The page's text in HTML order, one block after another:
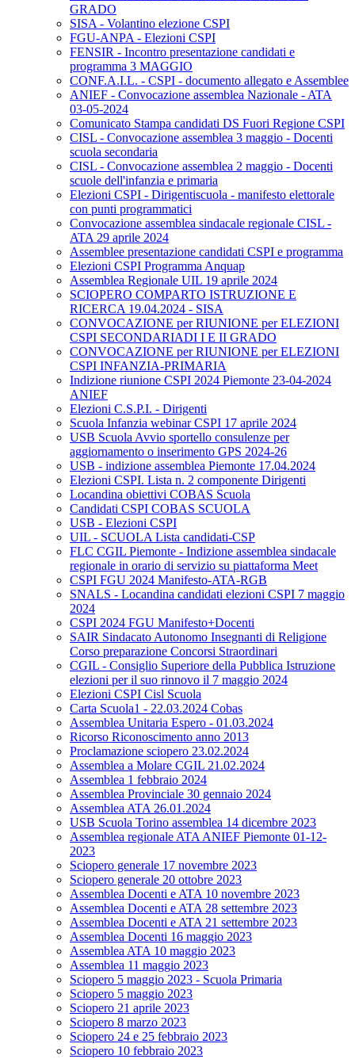
GRADO
SISA - Volantino elezione CSPI
FGU-ANPA - Elezioni CSPI
FENSIR - Incontro presentazione candidati e
programma 3 MAGGIO
CONF.A.I.L. - CSPI - documento allegato e Assemblee
ANIEF - Convocazione assemblea Nazionale - ATA
03-05-2024
Comunicato Stampa candidati DS Fuori Regione CSPI
CISL - Convocazione assemblea 3 maggio - Docenti
scuola secondaria
CISL - Convocazione assemblea 2 maggio - Docenti
scuole dell'infanzia e primaria
Elezioni CSPI - Dirigentiscuola - manifesto elettorale
con punti programmatici
Convocazione assemblea sindacale regionale CISL -
ATA 29 aprile 2024
Assemblee presentazione candidati CSPI e programma
Elezioni CSPI Programma Anquap
Assemblea Regionale UIL 19 aprile 2024
SCIOPERO COMPARTO ISTRUZIONE E
RICERCA 19.04.2024 - SISA
CONVOCAZIONE per RIUNIONE per ELEZIONI
CSPI SECONDARIADI I E II GRADO
CONVOCAZIONE per RIUNIONE per ELEZIONI
CSPI INFANZIA-PRIMARIA
Indizione riunione CSPI 2024 Piemonte 23-04-2024
ANIEF
Elezioni C.S.P.I. - Dirigenti
Scuola Infanzia webinar CSPI 17 aprile 2024
USB Scuola Avvio sportello consulenze per
aggiornamento o inserimento GPS 2024-26
USB - indizione assemblea Piemonte 17.04.2024
Elezioni CSPI. Lista n. 2 componente Dirigenti
Locandina obiettivi COBAS Scuola
Candidati CSPI COBAS SCUOLA
USB - Elezioni CSPI
UIL - SCUOLA Lista candidati-CSP
FLC CGIL Piemonte - Indizione assemblea sindacale
regionale in orario di servizio su piattaforma Meet
CSPI FGU 2024 Manifesto-ATA-RGB
SNALS - Locandina candidati elezioni CSPI 7 maggio
2024
CSPI 2024 FGU Manifesto+Docenti
SAIR Sindacato Autonomo Insegnanti di Religione
Corso preparazione Concorsi Straordinari
CGIL - Consiglio Superiore della Pubblica Istruzione
elezioni per il suo rinnovo il 7 maggio 2024
Elezioni CSPI Cisl Scuola
Carta Scuola1 - 22.03.2024 Cobas
Assemblea Unitaria Espero - 01.03.2024
Ricorso Riconoscimento anno 2013
Proclamazione sciopero 23.02.2024
Assemblea a Molare CGIL 21.02.2024
Assemblea 1 febbraio 2024
Assemblea Provinciale 30 gennaio 2024
Assemblea ATA 26.01.2024
USB Scuola Torino assemblea 14 dicembre 2023
Assemblea regionale ATA ANIEF Piemonte 01-12-
2023
Sciopero generale 17 novembre 2023
Sciopero generale 20 ottobre 2023
Assemblea Docenti e ATA 10 novembre 2023
Assemblea Docenti e ATA 28 settembre 2023
Assemblea Docenti e ATA 21 settembre 2023
Assemblea Docenti 16 maggio 2023
Assemblea ATA 10 maggio 2023
Assemblea 11 maggio 2023
Sciopero 5 maggio 2023 - Scuola Primaria
Sciopero 5 maggio 2023
Sciopero 21 aprile 2023
Sciopero 8 marzo 2023
Sciopero 24 e 25 febbraio 2023
Sciopero 10 febbraio 2023